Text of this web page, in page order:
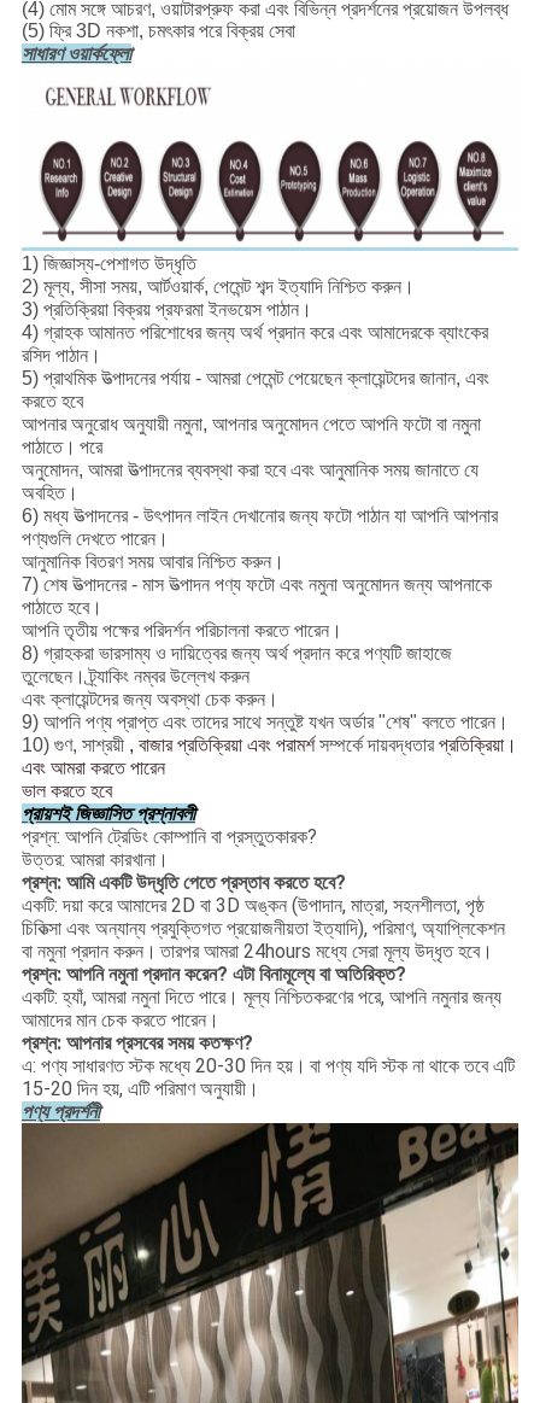
(4) মোম সঙ্গে আচরণ, ওয়াটারপ্রুফ করা এবং বিভিন্ন প্রদর্শনের প্রয়োজন উপলব্ধ
(5) ফ্রি 3D নকশা, চমৎকার পরে বিক্রয় সেবা
সাধারণ ওয়ার্কফ্লো
1) জিজ্ঞাস্য-পেশাগত উদ্ধৃতি
2) মূল্য, সীসা সময়, আর্টওয়ার্ক, পেমেন্ট শব্দ ইত্যাদি নিশ্চিত করুন।
3) প্রতিক্রিয়া বিক্রয় প্রফরমা ইনভয়েস পাঠান।
4) গ্রাহক আমানত পরিশোধের জন্য অর্থ প্রদান করে এবং আমাদেরকে ব্যাংকের
রসিদ পাঠান।
5) প্রাথমিক উত্পাদনের পর্যায় - আমরা পেমেন্ট পেয়েছেন ক্লায়েন্টদের জানান, এবং
করতে হবে
আপনার অনুরোধ অনুযায়ী নমুনা, আপনার অনুমোদন পেতে আপনি ফটো বা নমুনা
পাঠাতে। পরে
অনুমোদন, আমরা উত্পাদনের ব্যবস্থা করা হবে এবং আনুমানিক সময় জানাতে যে
অবহিত।
6) মধ্য উত্পাদনের - উৎপাদন লাইন দেখানোর জন্য ফটো পাঠান যা আপনি আপনার
পণ্যগুলি দেখতে পারেন।
আনুমানিক বিতরণ সময় আবার নিশ্চিত করুন।
7) শেষ উত্পাদনের - মাস উত্পাদন পণ্য ফটো এবং নমুনা অনুমোদন জন্য আপনাকে
পাঠাতে হবে।
আপনি তৃতীয় পক্ষের পরিদর্শন পরিচালনা করতে পারেন।
8) গ্রাহকরা ভারসাম্য ও দায়িত্বের জন্য অর্থ প্রদান করে পণ্যটি জাহাজে
তুলেছেন।ট্র্যাকিং নম্বর উল্লেখ করুন
এবং ক্লায়েন্টদের জন্য অবস্থা চেক করুন।
9) আপনি পণ্য প্রাপ্ত এবং তাদের সাথে সন্তুষ্ট যখন অর্ডার "শেষ" বলতে পারেন।
10) গুণ, সাশ্রয়ী , বাজার প্রতিক্রিয়া এবং পরামর্শসম্পর্কে দায়বদ্ধতারপ্রতিক্রিয়া।
এবং আমরা করতে পারেন
ভাল করতে হবে
প্রায়শই জিজ্ঞাসিত প্রশ্নাবলী
প্রশ্ন: আপনি ট্রেডিং কোম্পানি বা প্রস্তুতকারক?
উত্তর: আমরা কারখানা।
প্রশ্ন: আমি একটি উদ্ধৃতি পেতে প্রস্তাব করতে হবে?
একটি: দয়া করে আমাদের 2D বা 3D অঙ্কন (উপাদান, মাত্রা, সহনশীলতা, পৃষ্ঠ
চিকিত্সা এবং অন্যান্য প্রযুক্তিগত প্রয়োজনীয়তা ইত্যাদি), পরিমাণ, অ্যাপ্লিকেশন
বা নমুনা প্রদান করুন। তারপর আমরা 24hours মধ্যে সেরা মূল্য উদ্ধৃত হবে।
প্রশ্ন: আপনি নমুনা প্রদান করেন? এটা বিনামূল্যে বা অতিরিক্ত?
একটি: হ্যাঁ, আমরা নমুনা দিতে পারে। মূল্য নিশ্চিতকরণের পরে, আপনি নমুনার জন্য
আমাদের মান চেক করতে পারেন।
প্রশ্ন: আপনার প্রসবের সময় কতক্ষণ?
এ: পণ্য সাধারণত স্টক মধ্যে 20-30 দিন হয়। বা পণ্য যদি স্টক না থাকে তবে এটি
15-20 দিন হয়, এটি পরিমাণ অনুযায়ী।
পণ্য প্রদর্শনী